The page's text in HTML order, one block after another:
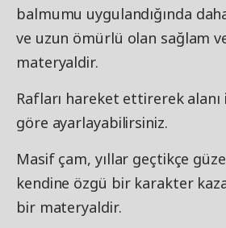
balmumu uygulandığında
ve uzun ömürlü olan sağlam
materyaldir.
Rafları hareket ettirerek alanı
göre ayarlayabilirsiniz.
Masif çam, yıllar geçtikçe
kendine özgü bir karakter
bir materyaldir.